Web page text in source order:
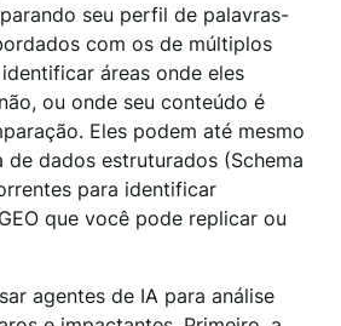
seu perfil de palavras-
com os de múltiplos
áreas onde eles
ou onde seu conteúdo é
Eles podem até mesmo
de dados estruturados (Schema
para identificar
que você pode replicar ou
agentes de IA para análise